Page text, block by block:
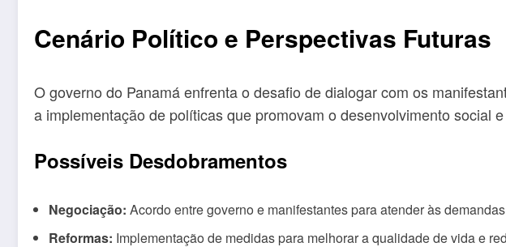
Cenário Político e Perspectivas Futuras
O governo do Panamá enfrenta o desafio de dialogar com os
a implementação de políticas que promovam o desenvolvimento social
Possíveis Desdobramentos
Negociação: Acordo entre governo e manifestantes para atender às
Reformas: Implementação de medidas para melhorar a qualidade de vida e